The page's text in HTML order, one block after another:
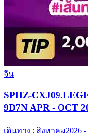
จีน
SPHZ-
9D7N APR -
เดินทาง : สิงหาคม2026